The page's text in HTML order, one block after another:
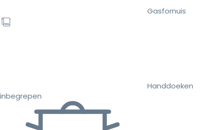
Gasfornuis
Handdoeken
inbegrepen